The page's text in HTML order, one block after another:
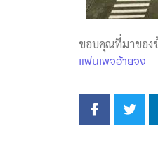
ขอบคุณที่มาของ
แฟนเพจอ้ายจง